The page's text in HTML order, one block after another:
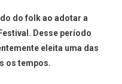
do folk ao adotar a
Desse período
eleita uma das
os tempos.